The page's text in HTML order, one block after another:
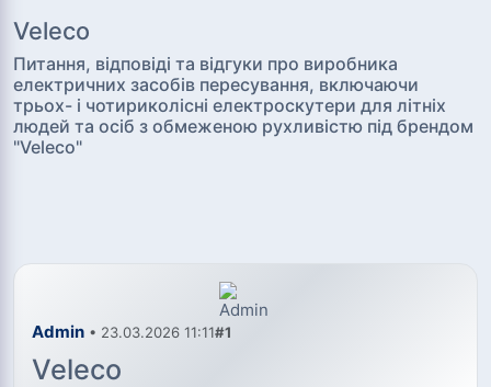
Veleco
Питання, відповіді та відгуки про виробника
електричних засобів пересування, включаючи
трьох- і чотириколісні електроскутери для літніх
людей та осіб з обмеженою рухливістю під брендом
"Veleco"
Admin • 23.03.2026 11:11#1
Veleco